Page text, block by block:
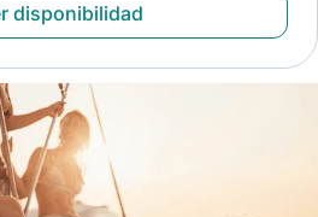
disponibilidad